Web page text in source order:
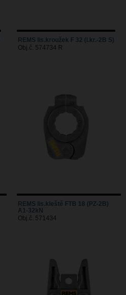
REMS lis.kroužek F 32 (l.kr.-2B S)
Obj.č. 574734 R
REMS lis.kleště FTB 18 (PZ-2B)
A1-32kN
Obj.č. 571434